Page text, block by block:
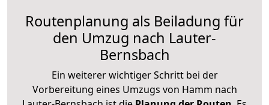
Routenplanung als Beiladung für
den Umzug nach Lauter-
Bernsbach
Ein weiterer wichtiger Schritt bei der
Vorbereitung eines Umzugs von Hamm nach